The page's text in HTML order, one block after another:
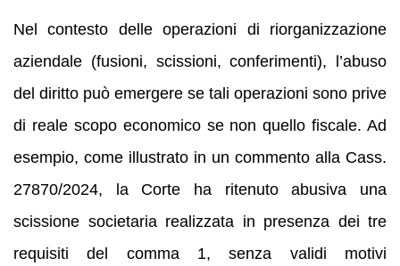
Nel contesto delle operazioni di riorganizzazione
aziendale (fusioni, scissioni, conferimenti), l’abuso
del diritto può emergere se tali operazioni sono prive
di reale scopo economico se non quello fiscale. Ad
esempio, come illustrato in un commento alla Cass.
27870/2024, la Corte ha ritenuto abusiva una
scissione societaria realizzata in presenza dei tre
requisiti del comma 1, senza validi motivi